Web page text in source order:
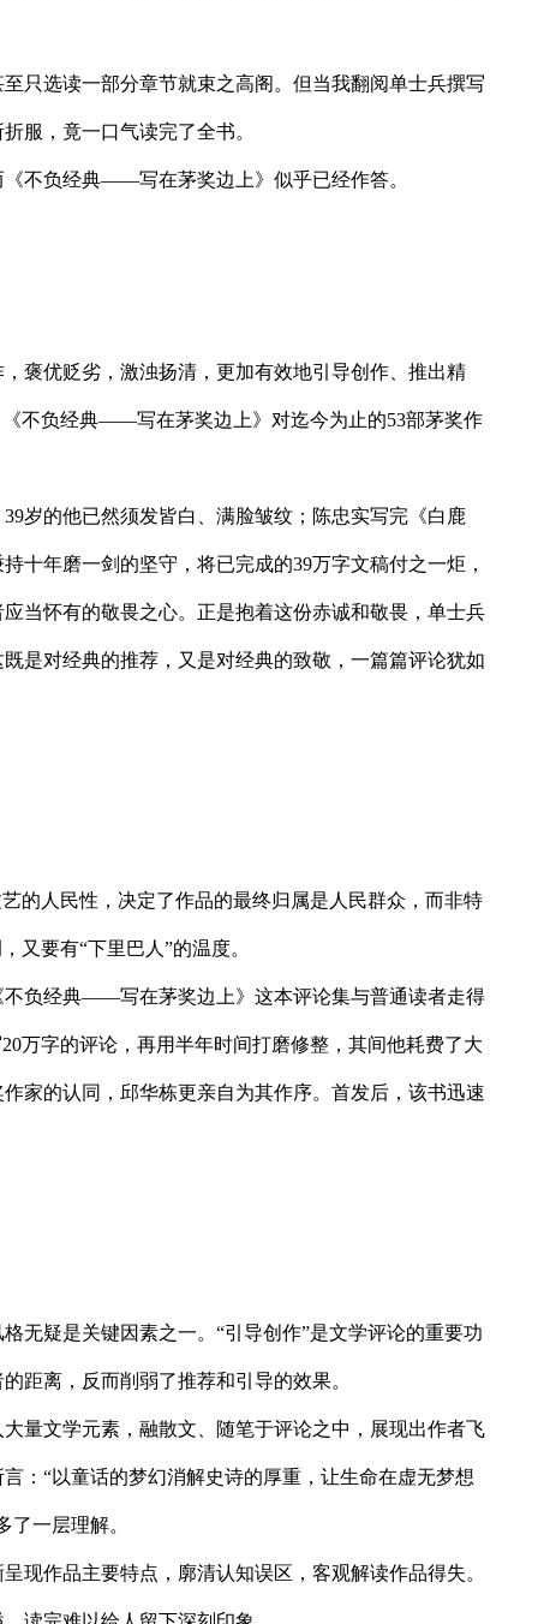
只选读一部分章节就束之高阁。但当我翻阅单士兵撰写
服，竟一口气读完了全书。
不负经典——写在茅奖边上》似乎已经作答。
褒优贬劣，激浊扬清，更加有效地引导创作、推出精
不负经典——写在茅奖边上》对迄今为止的53部茅奖作
岁的他已然须发皆白、满脸皱纹；陈忠实写完《白鹿
十年磨一剑的坚守，将已完成的39万字文稿付之一炬，
当怀有的敬畏之心。正是抱着这份赤诚和敬畏，单士兵
是对经典的推荐，又是对经典的致敬，一篇篇评论犹如
的人民性，决定了作品的最终归属是人民群众，而非特
又要有“下里巴人”的温度。
不负经典——写在茅奖边上》这本评论集与普通读者走得
万字的评论，再用半年时间打磨修整，其间他耗费了大
家的认同，邱华栋更亲自为其作序。首发后，该书迅速
无疑是关键因素之一。“引导创作”是文学评论的重要功
距离，反而削弱了推荐和引导的效果。
量文学元素，融散文、随笔于评论之中，展现出作者飞
：“以童话的梦幻消解史诗的厚重，让生命在虚无梦想
一层理解。
现作品主要特点，廓清认知误区，客观解读作品得失。